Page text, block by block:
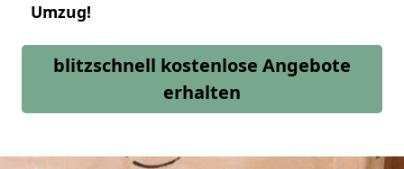
Umzug!
blitzschnell kostenlose Angebote
erhalten